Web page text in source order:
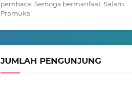
pembaca. Semoga bermanfaat. Salam
Pramuka.
JUMLAH PENGUNJUNG